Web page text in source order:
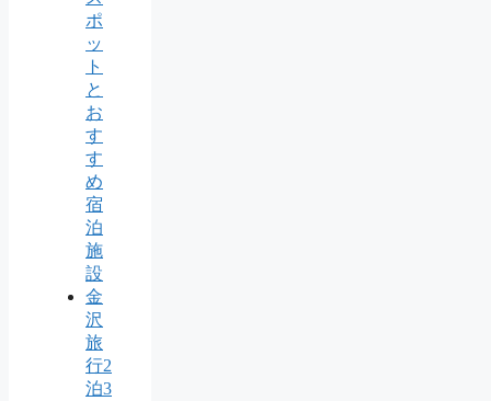
ポ
ッ
ト
と
お
す
す
め
宿
泊
施
設
金
沢
旅
行2
泊3